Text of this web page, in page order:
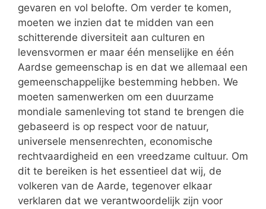
gevaren en vol belofte. Om verder te komen,
moeten we inzien dat te midden van een
schitterende diversiteit aan culturen en
levensvormen er maar één menselijke en één
Aardse gemeenschap is en dat we allemaal een
gemeenschappelijke bestemming hebben. We
moeten samenwerken om een duurzame
mondiale samenleving tot stand te brengen die
gebaseerd is op respect voor de natuur,
universele mensenrechten, economische
rechtvaardigheid en een vreedzame cultuur. Om
dit te bereiken is het essentieel dat wij, de
volkeren van de Aarde, tegenover elkaar
verklaren dat we verantwoordelijk zijn voor